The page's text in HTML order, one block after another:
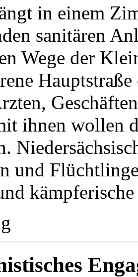
in einem
sanitären
Wege der
ihnen wollen
und